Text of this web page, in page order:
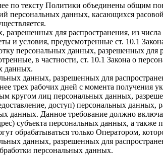
по тексту Политики объединены общим
персональных данных, касающихся
разрешенных для распространения, из
и условия, предусмотренные ст. 10.1
персональных данных, разрешенных
в частности, ст. 10.1 Закона о
данных.
данных, разрешенных для
трех рабочих дней с момента получения
кругом лиц персональных данных,
доступ) персональных
данных. Данное требование должно
субъекта персональных данных, а
обрабатываться только Оператором,
данных, разрешенных для
персональных данных.